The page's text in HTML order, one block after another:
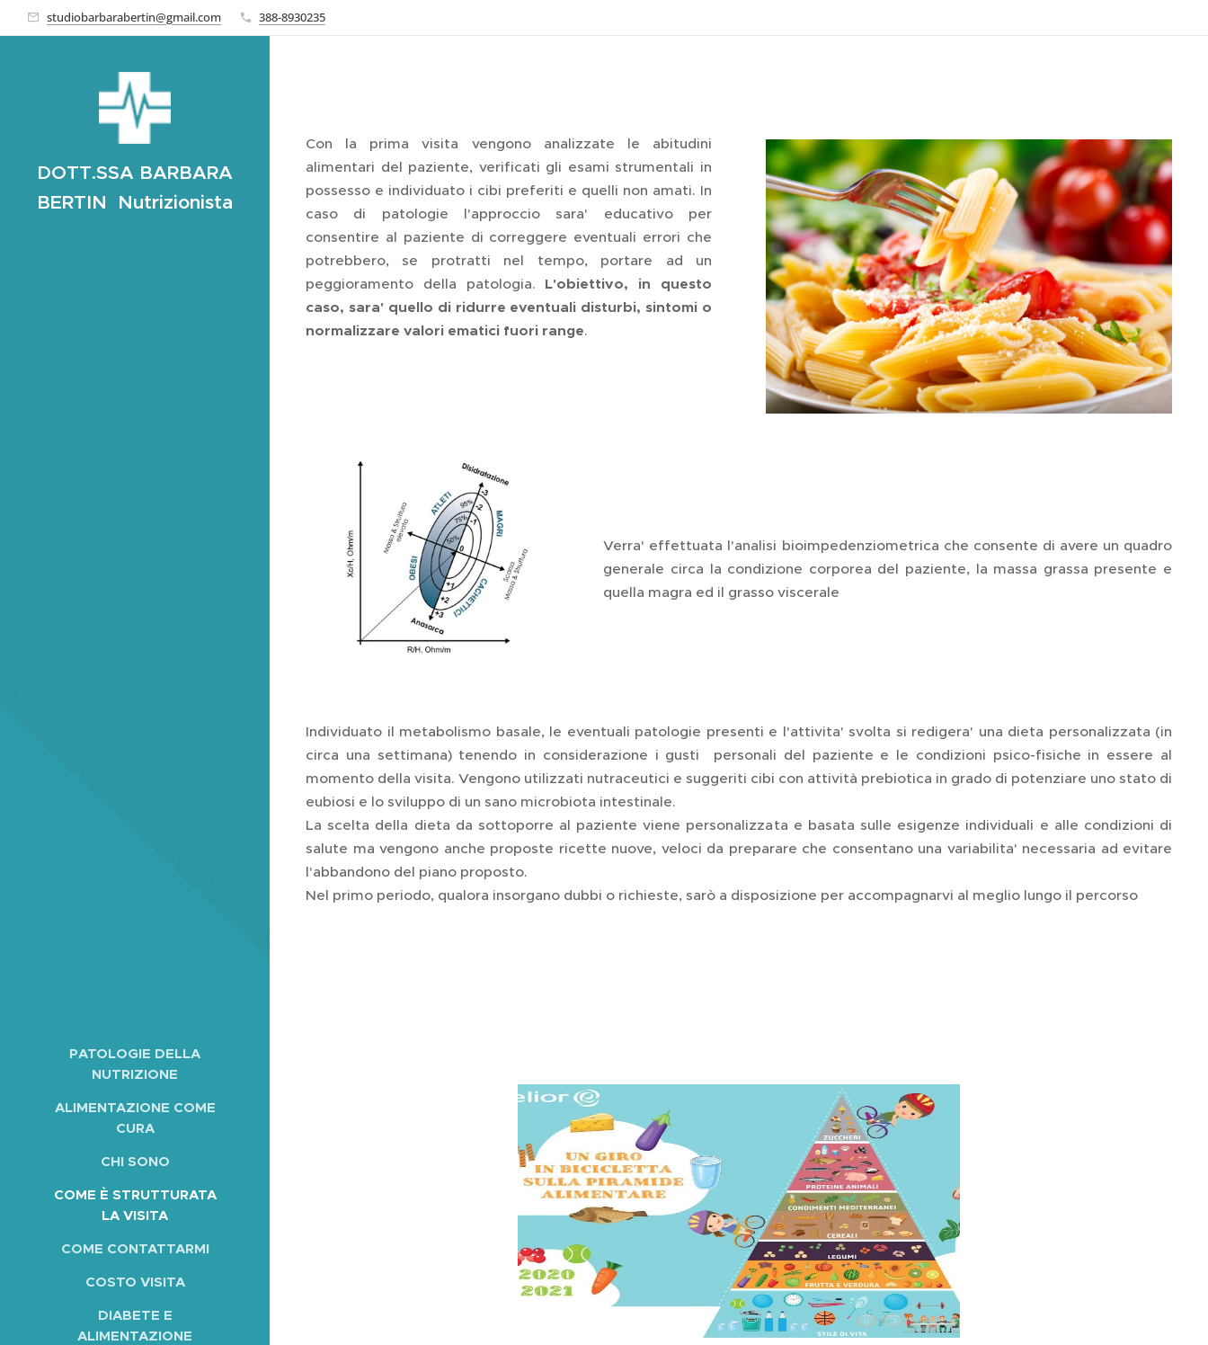
studiobarbarabertin@gmail.com 388-8930235
DOTT.SSA BARBARA
BERTIN Nutrizionista
PATOLOGIE DELLA
NUTRIZIONE
ALIMENTAZIONE COME
CURA
CHI SONO
COME È STRUTTURATA
LA VISITA
COME CONTATTARMI
COSTO VISITA
DIABETE E
ALIMENTAZIONE
Con la prima visita vengono analizzate le abitudini
alimentari del paziente, verificati gli esami strumentali in
possesso e individuato i cibi preferiti e quelli non amati. In
caso di patologie l'approccio sara' educativo per
consentire al paziente di correggere eventuali errori che
potrebbero, se protratti nel tempo, portare ad un
peggioramento della patologia. L'obiettivo, in questo
caso, sara' quello di ridurre eventuali disturbi, sintomi o
normalizzare valori ematici fuori range.
Verra' effettuata l'analisi bioimpedenziometrica che consente di avere un quadro
generale circa la condizione corporea del paziente, la massa grassa presente e
quella magra ed il grasso viscerale
Individuato il metabolismo basale, le eventuali patologie presenti e l'attivita' svolta si redigera' una dieta personalizzata (in
circa una settimana) tenendo in considerazione i gusti personali del paziente e le condizioni psico-fisiche in essere al
momento della visita. Vengono utilizzati nutraceutici e suggeriti cibi con attività prebiotica in grado di potenziare uno stato di
eubiosi e lo sviluppo di un sano microbiota intestinale.
La scelta della dieta da sottoporre al paziente viene personalizzata e basata sulle esigenze individuali e alle condizioni di
salute ma vengono anche proposte ricette nuove, veloci da preparare che consentano una variabilita' necessaria ad evitare
l'abbandono del piano proposto.
Nel primo periodo, qualora insorgano dubbi o richieste, sarò a disposizione per accompagnarvi al meglio lungo il percorso